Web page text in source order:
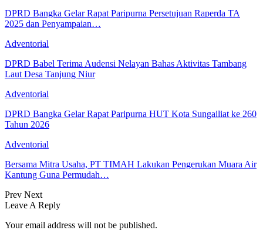
DPRD Bangka Gelar Rapat Paripurna Persetujuan Raperda TA
2025 dan Penyampaian…
Adventorial
DPRD Babel Terima Audensi Nelayan Bahas Aktivitas Tambang
Laut Desa Tanjung Niur
Adventorial
DPRD Bangka Gelar Rapat Paripurna HUT Kota Sungailiat ke 260
Tahun 2026
Adventorial
Bersama Mitra Usaha, PT TIMAH Lakukan Pengerukan Muara Air
Kantung Guna Permudah…
Prev Next
Leave A Reply
Your email address will not be published.